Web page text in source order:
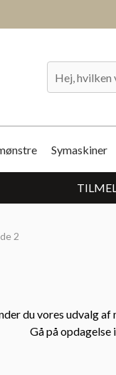
Symaskiner
2
du vores udvalg
Gå på